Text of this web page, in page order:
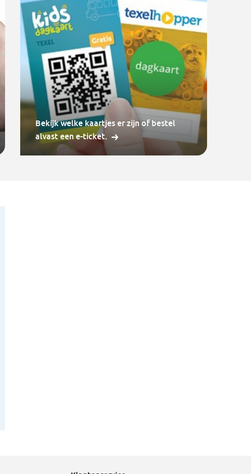
Bekijk welke kaartjes er zijn of bestel
alvast een e-ticket.